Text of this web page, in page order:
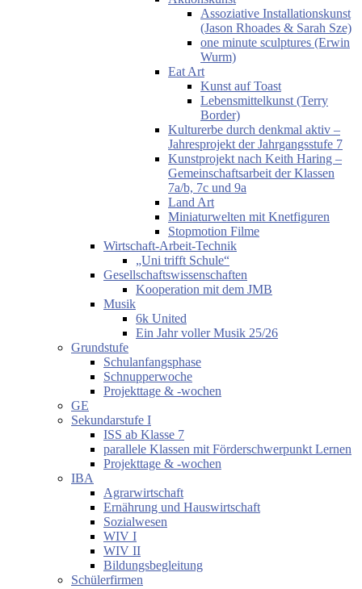
Assoziative Installationskunst
(Jason Rhoades & Sarah Sze)
one minute sculptures (Erwin
Wurm)
Eat Art
Kunst auf Toast
Lebensmittelkunst (Terry
Border)
Kulturerbe durch denkmal aktiv –
Jahresprojekt der Jahrgangsstufe 7
Kunstprojekt nach Keith Haring –
Gemeinschaftsarbeit der Klassen
7a/b, 7c und 9a
Land Art
Miniaturwelten mit Knetfiguren
Stopmotion Filme
Wirtschaft-Arbeit-Technik
„Uni trifft Schule“
Gesellschaftswissenschaften
Kooperation mit dem JMB
Musik
6k United
Ein Jahr voller Musik 25/26
Grundstufe
Schulanfangsphase
Schnupperwoche
Projekttage & -wochen
GE
Sekundarstufe I
ISS ab Klasse 7
parallele Klassen mit Förderschwerpunkt Lernen
Projekttage & -wochen
IBA
Agrarwirtschaft
Ernährung und Hauswirtschaft
Sozialwesen
WIV I
WIV II
Bildungsbegleitung
Schülerfirmen